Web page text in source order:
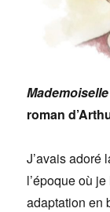
roman
J’avais adoré
l’époque où
adaptation en